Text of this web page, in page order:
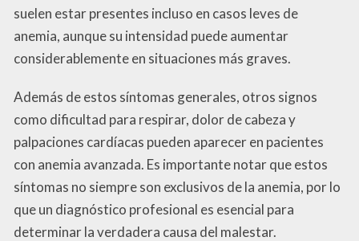
suelen estar presentes incluso en casos leves de
anemia, aunque su intensidad puede aumentar
considerablemente en situaciones más graves.
Además de estos síntomas generales, otros signos
como dificultad para respirar, dolor de cabeza y
palpaciones cardíacas pueden aparecer en pacientes
con anemia avanzada. Es importante notar que estos
síntomas no siempre son exclusivos de la anemia, por lo
que un diagnóstico profesional es esencial para
determinar la verdadera causa del malestar.